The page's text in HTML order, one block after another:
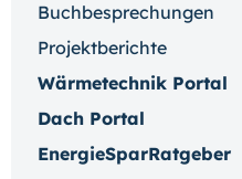
Buchbesprechungen
Projektberichte
Wärmetechnik Portal
Dach Portal
EnergieSparRatgeber